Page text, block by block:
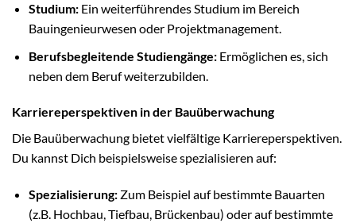
Studium:Ein weiterführendes Studium im Bereich
Bauingenieurwesen oder Projektmanagement.
Berufsbegleitende Studiengänge:Ermöglichen es, sich
neben dem Beruf weiterzubilden.
Karriereperspektiven in der Bauüberwachung
Die Bauüberwachung bietet vielfältige Karriereperspektiven.
Du kannst Dich beispielsweise spezialisieren auf:
Spezialisierung:Zum Beispiel auf bestimmte Bauarten
(z.B. Hochbau, Tiefbau, Brückenbau) oder auf bestimmte